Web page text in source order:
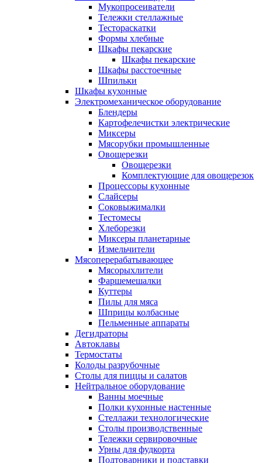
Мукопросеиватели
Тележки стеллажные
Тестораскатки
Формы хлебные
Шкафы пекарские
Шкафы пекарские
Шкафы расстоечные
Шпильки
Шкафы кухонные
Электромеханическое оборудование
Блендеры
Картофелечистки электрические
Миксеры
Мясорубки промышленные
Овощерезки
Овощерезки
Комплектующие для овощерезок
Процессоры кухонные
Слайсеры
Соковыжималки
Тестомесы
Хлеборезки
Миксеры планетарные
Измельчители
Мясоперерабатывающее
Мясорыхлители
Фаршемешалки
Куттеры
Пилы для мяса
Шприцы колбасные
Пельменные аппараты
Дегидраторы
Автоклавы
Термостаты
Колоды разрубочные
Столы для пиццы и салатов
Нейтральное оборудование
Ванны моечные
Полки кухонные настенные
Стеллажи технологические
Столы производственные
Тележки сервировочные
Урны для фудкорта
Подтоварники и подставки